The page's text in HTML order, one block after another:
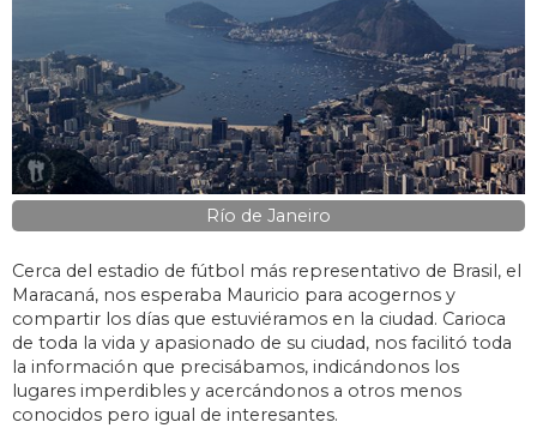
Río de Janeiro
Cerca del estadio de fútbol más representativo de Brasil, el
Maracaná, nos esperaba Mauricio para acogernos y
compartir los días que estuviéramos en la ciudad. Carioca
de toda la vida y apasionado de su ciudad, nos facilitó toda
la información que precisábamos, indicándonos los
lugares imperdibles y acercándonos a otros menos
conocidos pero igual de interesantes.